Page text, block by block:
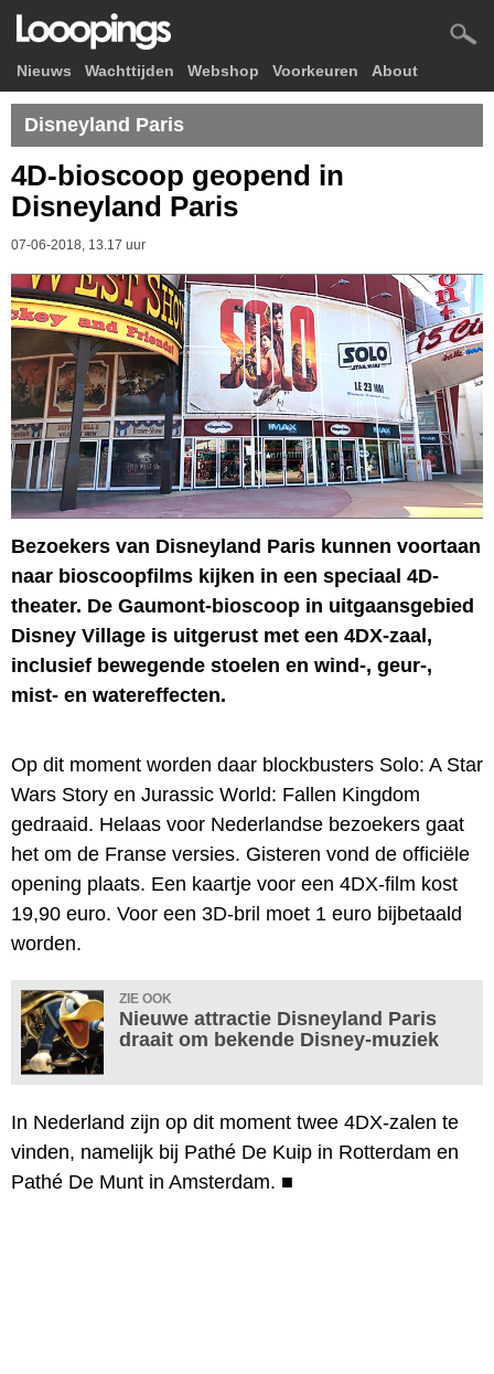
Nieuws Wachttijden Webshop Voorkeuren About
Disneyland Paris
4D-bioscoop geopend in
Disneyland Paris
07-06-2018, 13.17 uur
Bezoekers van Disneyland Paris kunnen voortaan
naar bioscoopfilms kijken in een speciaal 4D-
theater. De Gaumont-bioscoop in uitgaansgebied
Disney Village is uitgerust met een 4DX-zaal,
inclusief bewegende stoelen en wind-, geur-,
mist- en watereffecten.
Op dit moment worden daar blockbusters Solo: A Star
Wars Story en Jurassic World: Fallen Kingdom
gedraaid. Helaas voor Nederlandse bezoekers gaat
het om de Franse versies. Gisteren vond de officiële
opening plaats. Een kaartje voor een 4DX-film kost
19,90 euro. Voor een 3D-bril moet 1 euro bijbetaald
worden.
ZIE OOK
Nieuwe attractie Disneyland Paris
draait om bekende Disney-muziek
In Nederland zijn op dit moment twee 4DX-zalen te
vinden, namelijk bij Pathé De Kuip in Rotterdam en
Pathé De Munt in Amsterdam. ■